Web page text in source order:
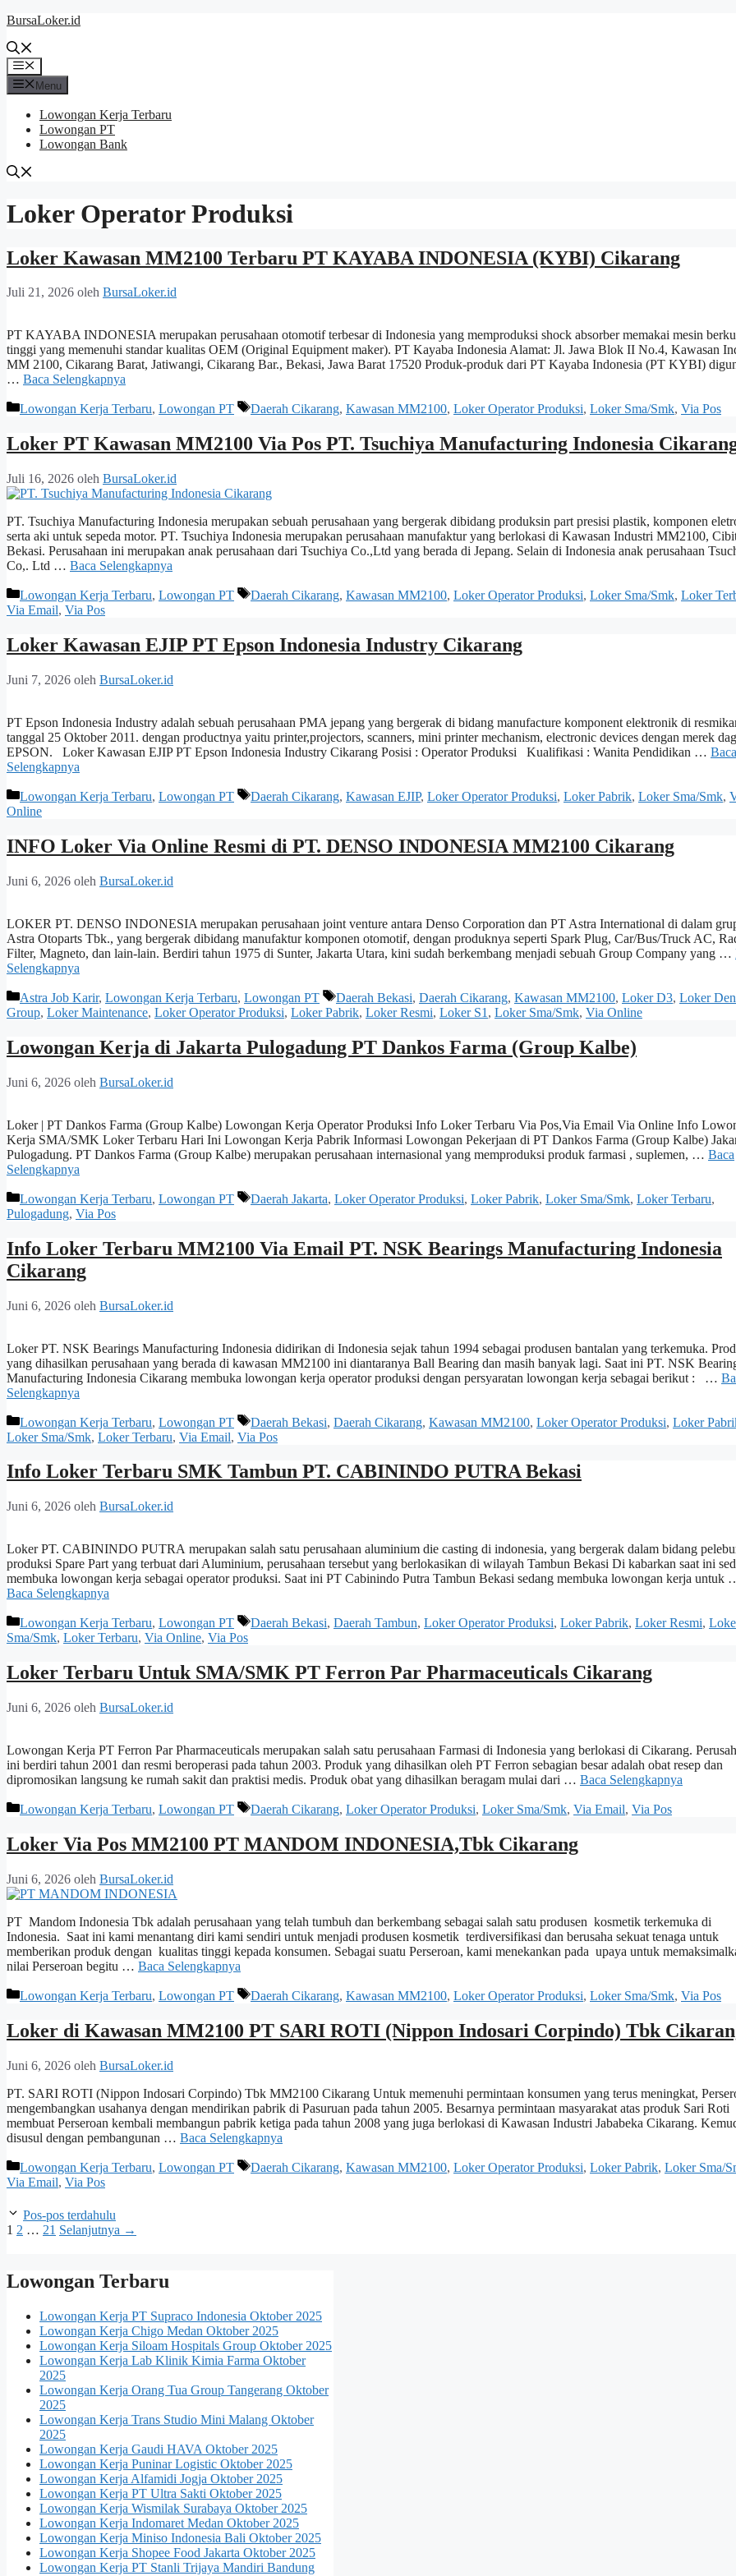
Langsung
isi
BursaLoker.id
Menu
Menu
Lowongan Kerja Terbaru
Lowongan PT
Lowongan Bank
Loker Operator Produksi
Loker Kawasan MM2100 Terbaru PT KAYABA INDONESIA (KYBI) Cikarang
Juli 21, 2026 oleh BursaLoker.id
PT KAYABA INDONESIA merupakan perusahaan otomotif terbesar di Indonesia yang memproduksi shock absorber memakai mesin
tinggi yang memenuhi standar kualitas OEM (Original Equipment maker). PT Kayaba Indonesia Alamat: Jl. Jawa Blok II No.4, Kawasan
MM 2100, Cikarang Barat, Jatiwangi, Cikarang Bar., Bekasi, Jawa Barat 17520 Produk-produk dari PT Kayaba Indonesia (PT KYBI)
… Baca Selengkapnya
Kategori
Lowongan Kerja Terbaru, Lowongan PT Tag
Daerah Cikarang, Kawasan MM2100, Loker Operator Produksi, Loker Sma/Smk, Via Pos
Loker PT Kawasan MM2100 Via Pos PT. Tsuchiya Manufacturing Indonesia
Juli 16, 2026 oleh BursaLoker.id
PT. Tsuchiya Manufacturing Indonesia merupakan sebuah perusahaan yang bergerak dibidang produksin part presisi plastik, komponen
serta aki untuk sepeda motor. PT. Tsuchiya Indonesia merupakan perusahaan manufaktur yang berlokasi di Kawasan Industri MM2100,
Bekasi. Perusahaan ini merupakan anak perusahaan dari Tsuchiya Co.,Ltd yang berada di Jepang. Selain di Indonesia anak perusahaan
Co,. Ltd … Baca Selengkapnya
Kategori
Lowongan Kerja Terbaru, Lowongan PT Tag
Daerah Cikarang, Kawasan MM2100, Loker Operator Produksi, Loker Sma/Smk, Loker
Via Email, Via Pos
Loker Kawasan EJIP PT Epson Indonesia Industry Cikarang
Juni 7, 2026 oleh BursaLoker.id
PT Epson Indonesia Industry adalah sebuah perusahaan PMA jepang yang bergerak di bidang manufacture komponent elektronik di
tanggal 25 Oktober 2011. dengan productnya yaitu printer,projectors, scanners, mini printer mechanism, electronic devices dengan merek
EPSON. Loker Kawasan EJIP PT Epson Indonesia Industry Cikarang Posisi : Operator Produksi Kualifikasi : Wanita Pendidikan … Baca
Selengkapnya
Kategori
Lowongan Kerja Terbaru, Lowongan PT Tag
Daerah Cikarang, Kawasan EJIP, Loker Operator Produksi, Loker Pabrik, Loker Sma/Smk,
Online
INFO Loker Via Online Resmi di PT. DENSO INDONESIA MM2100 Cikarang
Juni 6, 2026 oleh BursaLoker.id
LOKER PT. DENSO INDONESIA merupakan perusahaan joint venture antara Denso Corporation dan PT Astra International di dalam
Astra Otoparts Tbk., yang bergerak dibidang manufaktur komponen otomotif, dengan produknya seperti Spark Plug, Car/Bus/Truck AC,
Filter, Magneto, dan lain-lain. Berdiri tahun 1975 di Sunter, Jakarta Utara, kini sudah berkembang menjadi sebuah Group Company yang …
Selengkapnya
Kategori
Astra Job Karir, Lowongan Kerja Terbaru, Lowongan PT Tag
Daerah Bekasi, Daerah Cikarang, Kawasan MM2100, Loker D3, Loker
Group, Loker Maintenance, Loker Operator Produksi, Loker Pabrik, Loker Resmi, Loker S1 , Loker Sma/Smk, Via Online
Lowongan Kerja di Jakarta Pulogadung PT Dankos Farma (Group Kalbe)
Juni 6, 2026 oleh BursaLoker.id
Loker | PT Dankos Farma (Group Kalbe) Lowongan Kerja Operator Produksi Info Loker Terbaru Via Pos,Via Email Via Online Info
Kerja SMA/SMK Loker Terbaru Hari Ini Lowongan Kerja Pabrik Informasi Lowongan Pekerjaan di PT Dankos Farma (Group Kalbe)
Pulogadung. PT Dankos Farma (Group Kalbe) merupakan perusahaan internasional yang memproduksi produk farmasi , suplemen, … Baca
Selengkapnya
Kategori
Lowongan Kerja Terbaru, Lowongan PT Tag
Daerah Jakarta, Loker Operator Produksi, Loker Pabrik, Loker Sma/Smk, Loker Terbaru,
Pulogadung, Via Pos
Info Loker Terbaru MM2100 Via Email PT. NSK Bearings Manufacturing Indonesia
Cikarang
Juni 6, 2026 oleh BursaLoker.id
Loker PT. NSK Bearings Manufacturing Indonesia didirikan di Indonesia sejak tahun 1994 sebagai produsen bantalan yang terkemuka.
yang dihasilkan perusahaan yang berada di kawasan MM2100 ini diantaranya Ball Bearing dan masih banyak lagi. Saat ini PT. NSK
Manufacturing Indonesia Cikarang membuka lowongan kerja operator produksi dengan persyaratan lowongan kerja sebagai berikut : …
Selengkapnya
Kategori
Lowongan Kerja Terbaru, Lowongan PT Tag
Daerah Bekasi, Daerah Cikarang, Kawasan MM2100, Loker Operator Produksi, Loker
Loker Sma/Smk, Loker Terbaru, Via Email, Via Pos
Info Loker Terbaru SMK Tambun PT. CABININDO PUTRA Bekasi
Juni 6, 2026 oleh BursaLoker.id
Loker PT. CABININDO PUTRA merupakan salah satu perusahaan aluminium die casting di indonesia, yang bergerak dalam bidang
produksi Spare Part yang terbuat dari Aluminium, perusahaan tersebut yang berlokasikan di wilayah Tambun Bekasi Di kabarkan saat ini
membuka lowongan kerja sebagai operator produksi. Saat ini PT Cabinindo Putra Tambun Bekasi sedang membuka lowongan kerja untuk
Baca Selengkapnya
Kategori
Lowongan Kerja Terbaru, Lowongan PT Tag
Daerah Bekasi, Daerah Tambun, Loker Operator Produksi, Loker Pabrik, Loker Resmi,
Sma/Smk, Loker Terbaru, Via Online, Via Pos
Loker Terbaru Untuk SMA/SMK PT Ferron Par Pharmaceuticals Cikarang
Juni 6, 2026 oleh BursaLoker.id
Lowongan Kerja PT Ferron Par Pharmaceuticals merupakan salah satu perusahaan Farmasi di Indonesia yang berlokasi di Cikarang.
ini berdiri tahun 2001 dan resmi beroperasi pada tahun 2003. Produk yang dihasilkan oleh PT Ferron sebagian besar adalah obat resep dan
dipromosikan langsung ke rumah sakit dan praktisi medis. Produk obat yang dihasilkan beragam mulai dari … Baca Selengkapnya
Kategori
Lowongan Kerja Terbaru, Lowongan PT Tag
Daerah Cikarang, Loker Operator Produksi, Loker Sma/Smk, Via Email, Via Pos
Loker Via Pos MM2100 PT MANDOM INDONESIA,Tbk Cikarang
Juni 6, 2026 oleh BursaLoker.id
PT Mandom Indonesia Tbk adalah perusahaan yang telah tumbuh dan berkembang sebagai salah satu produsen kosmetik terkemuka di
Indonesia. Saat ini kami menantang diri kami sendiri untuk menjadi produsen kosmetik terdiversifikasi dan berusaha sekuat tenaga untuk
memberikan produk dengan kualitas tinggi kepada konsumen. Sebagai suatu Perseroan, kami menekankan pada upaya untuk
nilai Perseroan begitu … Baca Selengkapnya
Kategori
Lowongan Kerja Terbaru, Lowongan PT Tag
Daerah Cikarang, Kawasan MM2100, Loker Operator Produksi, Loker Sma/Smk, Via Pos
Loker di Kawasan MM2100 PT SARI ROTI (Nippon Indosari Corpindo) Tbk
Juni 6, 2026 oleh BursaLoker.id
PT. SARI ROTI (Nippon Indosari Corpindo) Tbk MM2100 Cikarang Untuk memenuhi permintaan konsumen yang terus meningkat,
mengembangkan usahanya dengan mendirikan pabrik di Pasuruan pada tahun 2005. Besarnya permintaan masyarakat atas produk Sari Roti
membuat Perseroan kembali membangun pabrik ketiga pada tahun 2008 yang juga berlokasi di Kawasan Industri Jababeka Cikarang.
disusul dengan pembangunan … Baca Selengkapnya
Kategori
Lowongan Kerja Terbaru, Lowongan PT Tag
Daerah Cikarang, Kawasan MM2100, Loker Operator Produksi, Loker Pabrik, Loker Sma/
Via Email, Via Pos
Pos-pos terdahulu
Halaman
1 Halaman
2 … Halaman
21 Selanjutnya →
Lowongan Terbaru
Lowongan Kerja PT Supraco Indonesia Oktober 2025
Lowongan Kerja Chigo Medan Oktober 2025
Lowongan Kerja Siloam Hospitals Group Oktober 2025
Lowongan Kerja Lab Klinik Kimia Farma Oktober
2025
Lowongan Kerja Orang Tua Group Tangerang Oktober
2025
Lowongan Kerja Trans Studio Mini Malang Oktober
2025
Lowongan Kerja Gaudi HAVA Oktober 2025
Lowongan Kerja Puninar Logistic Oktober 2025
Lowongan Kerja Alfamidi Jogja Oktober 2025
Lowongan Kerja PT Ultra Sakti Oktober 2025
Lowongan Kerja Wismilak Surabaya Oktober 2025
Lowongan Kerja Indomaret Medan Oktober 2025
Lowongan Kerja Miniso Indonesia Bali Oktober 2025
Lowongan Kerja Shopee Food Jakarta Oktober 2025
Lowongan Kerja PT Stanli Trijaya Mandiri Bandung